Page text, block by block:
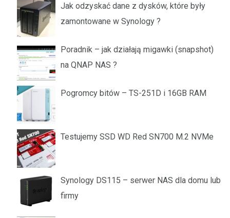
Jak odzyskać dane z dysków, które były
zamontowane w Synology ?
Poradnik – jak działają migawki (snapshot)
na QNAP NAS ?
Pogromcy bitów – TS-251D i 16GB RAM
Testujemy SSD WD Red SN700 M.2 NVMe
Synology DS115 – serwer NAS dla domu lub
firmy